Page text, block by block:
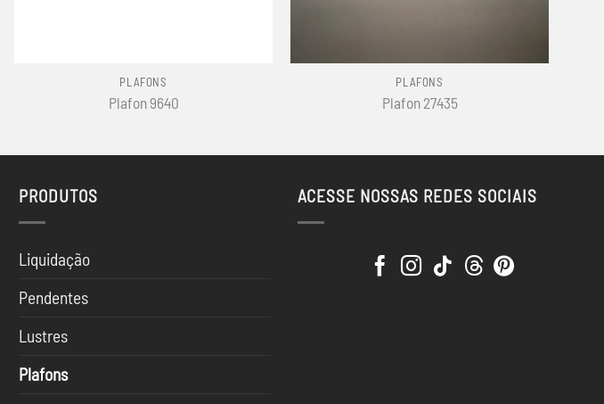
PLAFONS
Plafon 9640
PLAFONS
Plafon 27435
PRODUTOS
Liquidação
Pendentes
Lustres
Plafons
ACESSE NOSSAS REDES SOCIAIS